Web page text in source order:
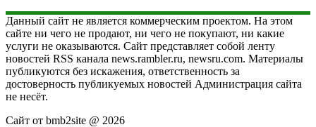
Данный сайт не является коммерческим проектом. На этом
сайте ни чего не продают, ни чего не покупают, ни какие
услуги не оказываются. Сайт представляет собой ленту
новостей RSS канала news.rambler.ru, newsru.com. Материалы
публикуются без искажения, ответственность за
достоверность публикуемых новостей Администрация сайта
не несёт.
Сайт от bmb2site @ 2026